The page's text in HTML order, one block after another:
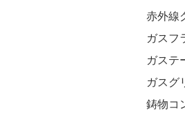
赤外線
ガスフ
ガステ
ガスグ
鋳物コ